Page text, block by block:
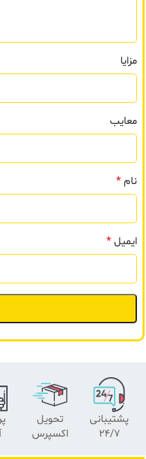
مزایا
معایب
نام*
ایمیل*
پشتیبانی
24/7
تحویل
اکسپرس